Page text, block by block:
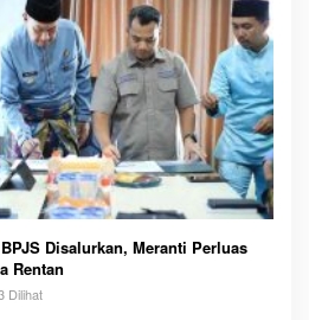
Disalurkan, Meranti Perluas
Rentan
Dilihat